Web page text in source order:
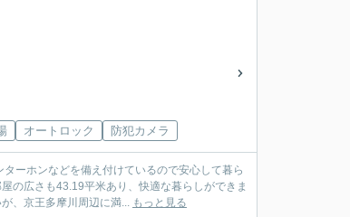
オートロック 防犯カメラ
ーホンなどを備え付けているので安心して暮ら
の広さも43.19平米あり、快適な暮らしができま
、京王多摩川周辺に満... もっと見る